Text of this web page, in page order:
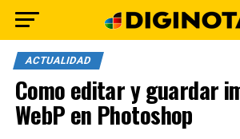
ACTUALIDAD
Como editar y guardar
WebP en Photoshop